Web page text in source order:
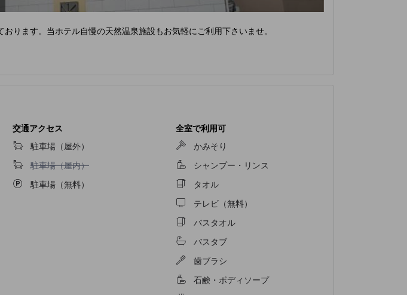
ります。当ホテル自慢の天然温泉施設もお気軽にご利用下さいませ。
交通アクセス
駐車場（屋外）
駐車場（屋内）不可
駐車場（屋内）
駐車場（無料）
全室で利用可
かみそり
シャンプー・リンス
タオル
テレビ（無料）
バスタオル
バスタブ
歯ブラシ
石鹸・ボディソープ